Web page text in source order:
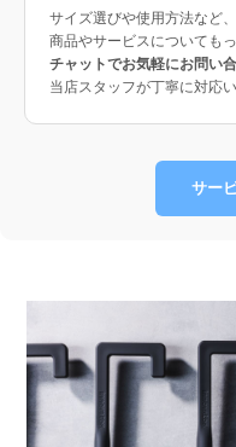
サイズ選びや使用方法など
商品やサービスについても
チャットでお気軽にお問い
当店スタッフが丁寧に対応い
サー